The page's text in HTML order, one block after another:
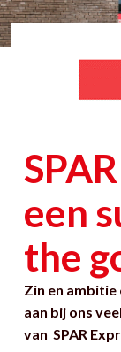
een
the
Zin en ambitie
aan bij ons
van SPAR